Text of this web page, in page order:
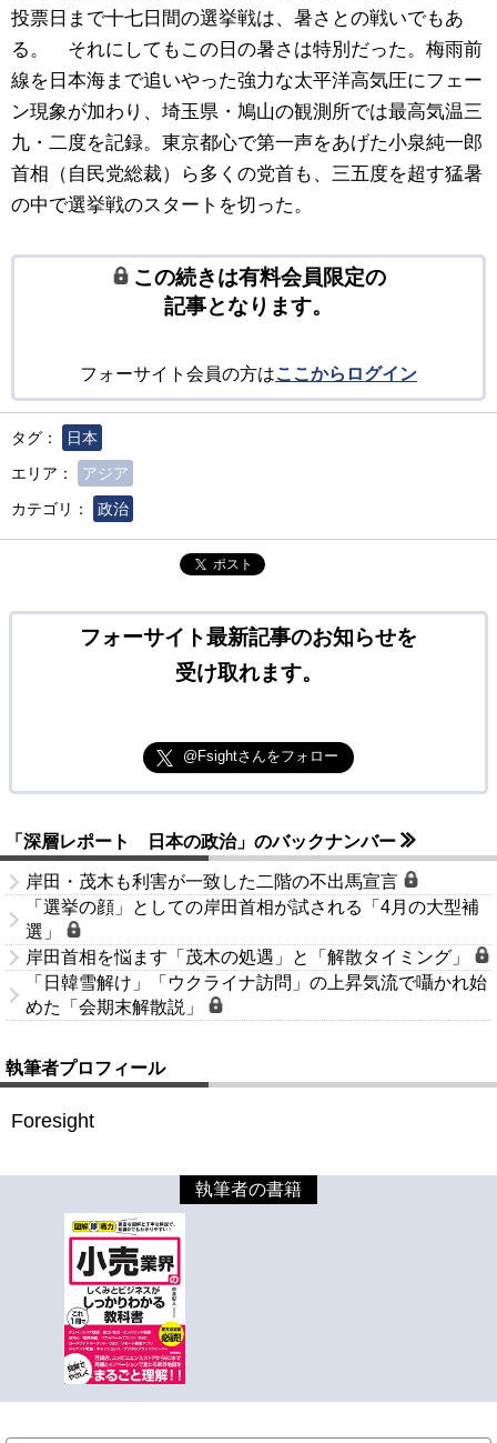
投票日まで十七日間の選挙戦は、暑さとの戦いでもあ
る。 それにしてもこの日の暑さは特別だった。梅雨前
線を日本海まで追いやった強力な太平洋高気圧にフェー
ン現象が加わり、埼玉県・鳩山の観測所では最高気温三
九・二度を記録。東京都心で第一声をあげた小泉純一郎
首相（自民党総裁）ら多くの党首も、三五度を超す猛暑
の中で選挙戦のスタートを切った。
この続きは有料会員限定の
記事となります。
フォーサイト会員の方はここからログイン
タグ：
日本
エリア：
アジア
カテゴリ：
政治
ポスト
フォーサイト最新記事のお知らせを
受け取れます。
@Fsightさんをフォロー
「深層レポート 日本の政治」のバックナンバー
岸田・茂木も利害が一致した二階の不出馬宣言
「選挙の顔」としての岸田首相が試される「4月の大型補
選」
岸田首相を悩ます「茂木の処遇」と「解散タイミング」
「日韓雪解け」「ウクライナ訪問」の上昇気流で囁かれ始
めた「会期末解散説」
執筆者プロフィール
Foresight
執筆者の書籍